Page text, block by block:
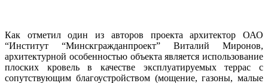
Как отметил один из авторов проекта архитектор ОАО
“Институт “Минскгражданпроект” Виталий Миронов,
архитектурной особенностью объекта является использование
плоских кровель в качестве эксплуатируемых террас с
сопутствующим благоустройством (мощение, газоны, малые